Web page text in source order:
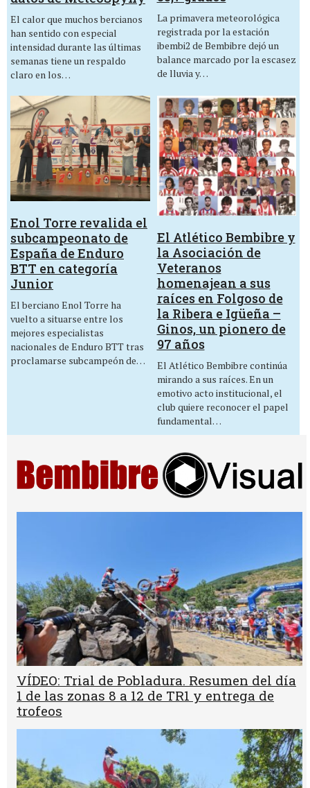
El calor que muchos bercianos
han sentido con especial
intensidad durante las últimas
semanas tiene un respaldo
claro en los…
La primavera meteorológica
registrada por la estación
ibembi2 de Bembibre dejó un
balance marcado por la escasez
de lluvia y…
Enol Torre revalida el
subcampeonato de
España de Enduro
BTT en categoría
Junior
El berciano Enol Torre ha
vuelto a situarse entre los
mejores especialistas
nacionales de Enduro BTT tras
proclamarse subcampeón de…
El Atlético Bembibre y
la Asociación de
Veteranos
homenajean a sus
raíces en Folgoso de
la Ribera e Igüeña –
Ginos, un pionero de
97 años
El Atlético Bembibre continúa
mirando a sus raíces. En un
emotivo acto institucional, el
club quiere reconocer el papel
fundamental…
VÍDEO: Trial de Pobladura. Resumen del día
1 de las zonas 8 a 12 de TR1 y entrega de
trofeos